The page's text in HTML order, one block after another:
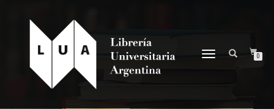
NAVEGACIÓN
0